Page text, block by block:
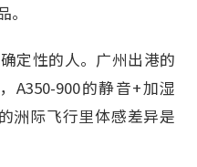
定性的人。广州出港的
A350-900的静音+加湿
洲际飞行里体感差异是